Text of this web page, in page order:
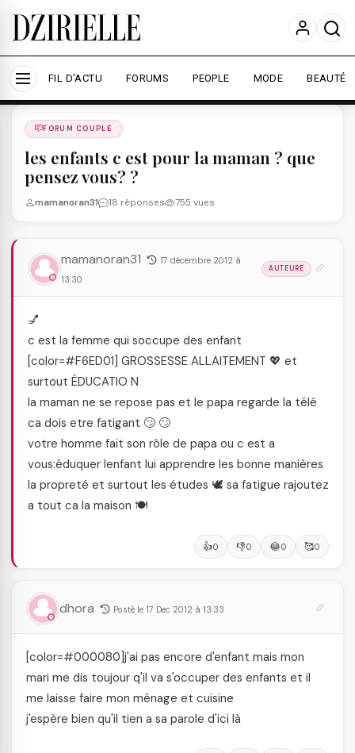
Nous utilisons des cookies pour améliorer votre
expérience et mesurer l'audience.
En savoir plus
Accepter tout Personnaliser
FIL D'ACTU FORUMS PEOPLE MODE BEAUTÉ
Forums
FORUM COUPLE
les enfants c est pour la maman ? que
pensez vous? ?
mamanoran31 18 réponses 755 vues
mamanoran31
17 décembre 2012 à
13:30
AUTEURE
💅
c est la femme qui soccupe des enfant
[color=#F6ED01] GROSSESSE ALLAITEMENT 💖 et
surtout ÉDUCATIO N
la maman ne se repose pas et le papa regarde la télé
ca dois etre fatigant 🙄 🙄
votre homme fait son rôle de papa ou c est a
vous:éduquer lenfant lui apprendre les bonne manières
la propreté et surtout les études 🕊️ sa fatigue rajoutez
a tout ca la maison 🍽️
👍0 👎0 😂0 🥰0
dhora Posté le 17 Dec 2012 à 13:33
[color=#000080]j'ai pas encore d'enfant mais mon
mari me dis toujour q'il va s'occuper des enfants et il
me laisse faire mon ménage et cuisine
j'espère bien qu'il tien a sa parole d'ici là